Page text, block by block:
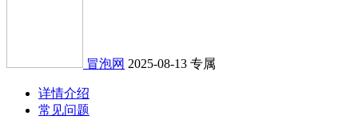
冒泡网 2025-08-13 专属
详情介绍
常见问题